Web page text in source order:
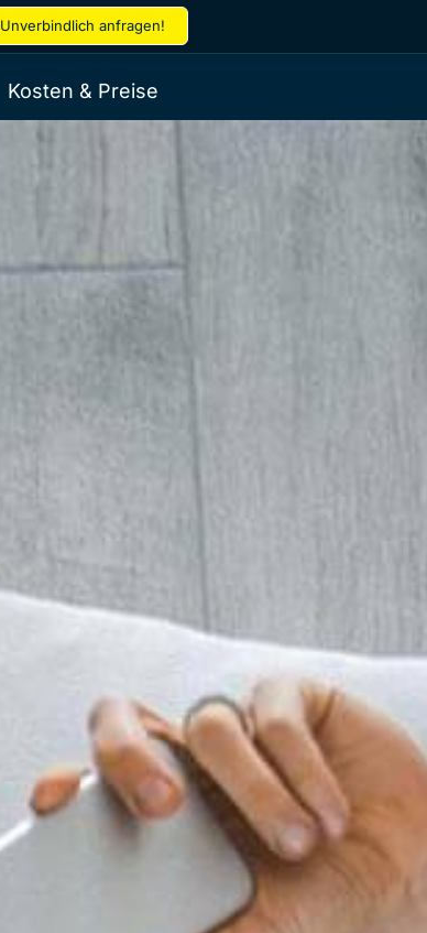
Unverbindlich anfragen!
Kosten & Preise